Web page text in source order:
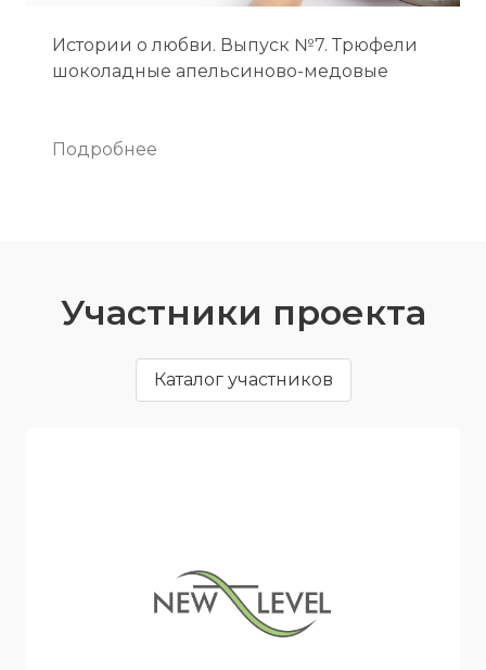
Истории о любви. Выпуск №7. Трюфели
шоколадные апельсиново-медовые
Подробнее
Участники проекта
Каталог участников